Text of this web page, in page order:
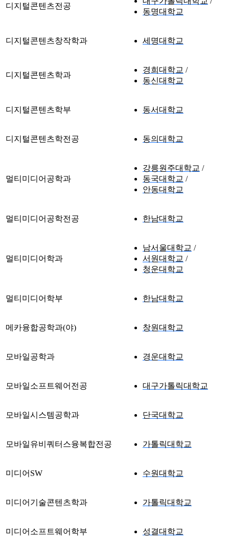
디지털콘텐츠전공
동명대학교
디지털콘텐츠창작학과 세명대학교
디지털콘텐츠학과
경희대학교
동신대학교
디지털콘텐츠학부 동서대학교
디지털콘텐츠학전공 동의대학교
멀티미디어공학과
강릉원주대학교
동국대학교
안동대학교
멀티미디어공학전공 한남대학교
멀티미디어학과
남서울대학교
서원대학교
청운대학교
멀티미디어학부 한남대학교
메카융합공학과(야) 창원대학교
모바일공학과 경운대학교
모바일소프트웨어전공 대구가톨릭대학교
모바일시스템공학과 단국대학교
모바일유비쿼터스융복합전공 가톨릭대학교
미디어SW 수원대학교
미디어기술콘텐츠학과 가톨릭대학교
미디어소프트웨어학부 성결대학교